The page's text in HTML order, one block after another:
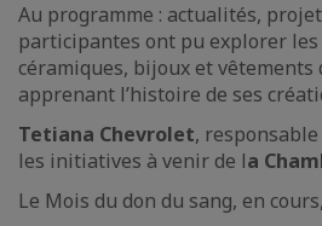
Au programme : actualités,
participantes ont pu explorer les
céramiques, bijoux et vêtements
apprenant l’histoire de ses
Tetiana Chevrolet,
les initiatives à venir de la
Le Mois du don du sang, en cours,